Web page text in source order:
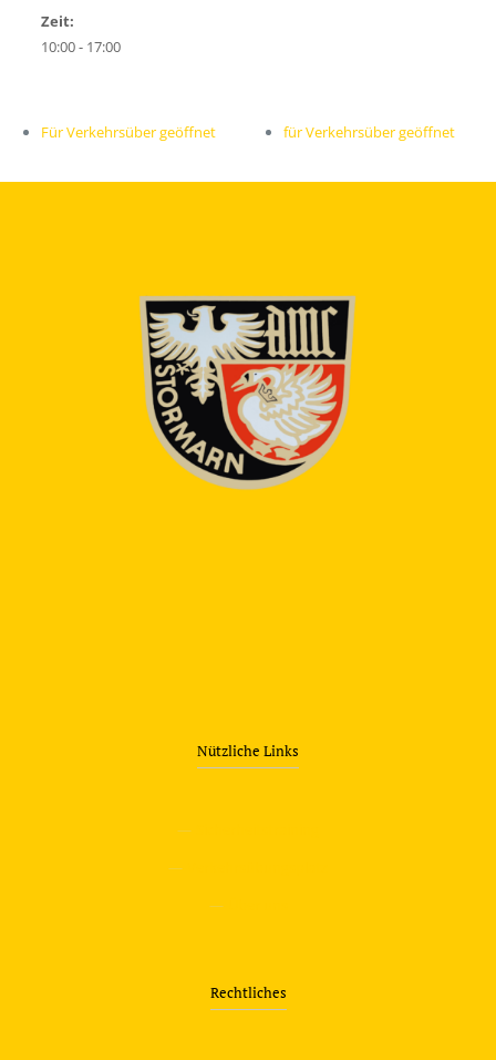
Zeit:
10:00 - 17:00
Für Verkehrsüber geöffnet für Verkehrsüber geöffnet
Nützliche Links
—
—
—
Rechtliches